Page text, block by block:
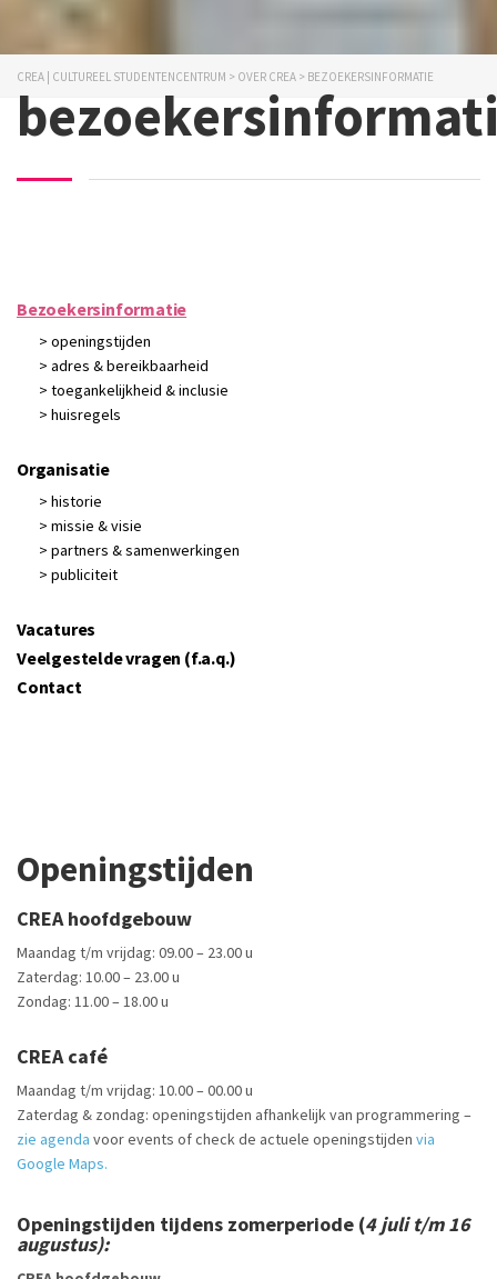
CREA | CULTUREEL STUDENTENCENTRUM > OVER CREA > BEZOEKERSINFORMATIE
Bezoekersinformatie
> openingstijden
> adres & bereikbaarheid
> toegankelijkheid & inclusie
> huisregels
Organisatie
> historie
> missie & visie
> partners & samenwerkingen
> publiciteit
Vacatures
Veelgestelde vragen (f.a.q.)
Contact
Openingstijden
CREA hoofdgebouw
Maandag t/m vrijdag: 09.00 – 23.00 u
Zaterdag: 10.00 – 23.00 u
Zondag: 11.00 – 18.00 u
CREA café
Maandag t/m vrijdag: 10.00 – 00.00 u
Zaterdag & zondag: openingstijden afhankelijk van programmering –
zie agenda voor events of check de actuele openingstijden via
Google Maps.
Openingstijden tijdens zomerperiode (4 juli t/m 16
augustus):